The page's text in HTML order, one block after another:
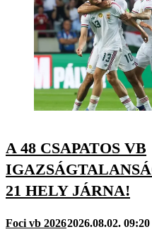
A 48 CSAPATOS VB
21 HELY JÁRNA!
Foci vb 20262026.08.02. 09:20